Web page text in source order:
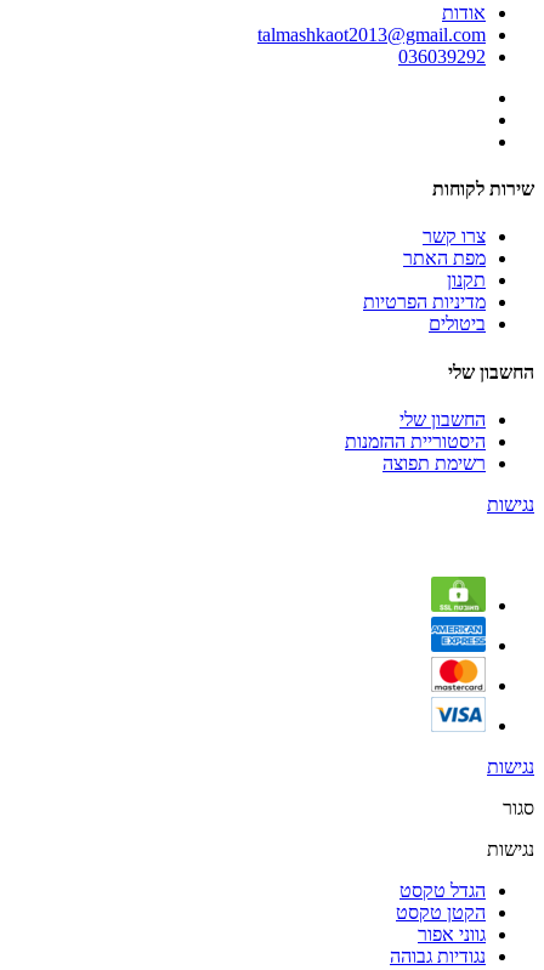
אודות
talmashkaot2013@gmail.com
036039292
שירות לקוחות
צרו קשר
מפת האתר
תקנון
מדיניות הפרטיות
ביטולים
החשבון שלי
החשבון שלי
היסטוריית ההזמנות
רשימת תפוצה
נגישות
נגישות
סגור
נגישות
הגדל טקסט
הקטן טקסט
גווני אפור
נגודיות גבוהה